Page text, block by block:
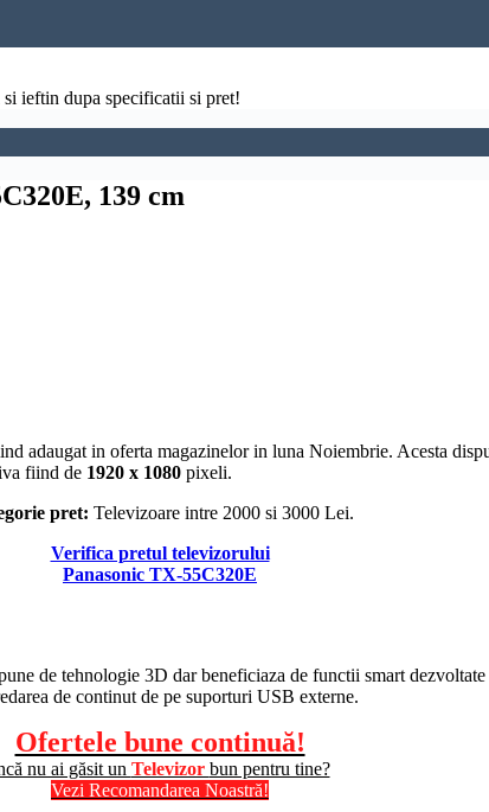
ieftin dupa specificatii si pret!
139 cm
adaugat in oferta magazinelor in luna Noiembrie. Acesta
fiind de 1920 x 1080 pixeli.
pret: Televizoare intre 2000 si 3000 Lei.
Verifica pretul televizorului
Panasonic TX-55C320E
de tehnologie 3D dar beneficiaza de functii smart
de continut de pe suporturi USB externe.
Ofertele bune continuă!
nu ai găsit un Televizor bun pentru tine?
Vezi Recomandarea Noastră!